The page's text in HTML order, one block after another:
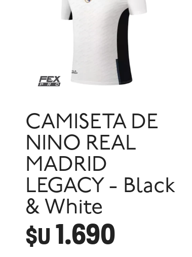
CAMISETA DE
NINO REAL
MADRID
LEGACY - Black
& White
$U 1.690